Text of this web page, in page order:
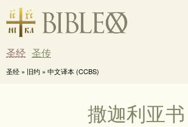
圣经 圣传
圣经 » 旧约 » 中文译本 (CCBS)
撒迦利亚书